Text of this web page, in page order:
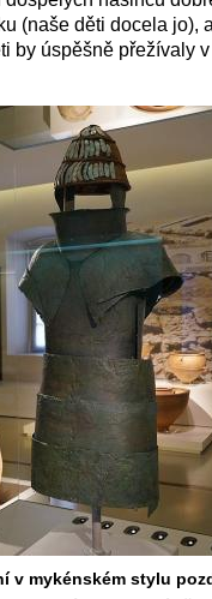
(naše děti docela jo),
by úspěšně přežívaly
v mykénském stylu